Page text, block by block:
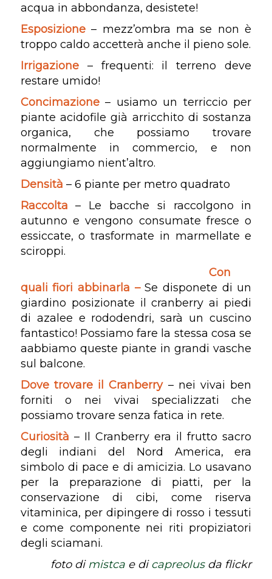
acqua in abbondanza, desistete!
Esposizione– mezz’ombra ma se non è
troppo caldo accetterà anche il pieno sole.
Irrigazione– frequenti: il terreno deve
restare umido!
Concimazione– usiamo un terriccio per
piante acidofile già arricchito di sostanza
organica, che possiamo trovare
normalmente in commercio, e non
aggiungiamo nient’altro.
Densità – 6 piante per metro quadrato
Raccolta– Le bacche si raccolgono in
autunno e vengono consumate fresce o
essiccate, o trasformate in marmellate e
sciroppi.
Con
quali fiori abbinarla –Se disponete di un
giardino posizionate il cranberry ai piedi
di azalee e rododendri, sarà un cuscino
fantastico! Possiamo fare la stessa cosa se
aabbiamo queste piante in grandi vasche
sul balcone.
Dove trovare il Cranberry – nei vivai ben
forniti o nei vivai specializzati che
possiamo trovare senza fatica in rete.
Curiosità – Il Cranberry era il frutto sacro
degli indiani del Nord America, era
simbolo di pace e di amicizia. Lo usavano
per la preparazione di piatti, per la
conservazione di cibi, come riserva
vitaminica, per dipingere di rosso i tessuti
e come componente nei riti propiziatori
degli sciamani.
foto dimistca e dicapreolusda flickr